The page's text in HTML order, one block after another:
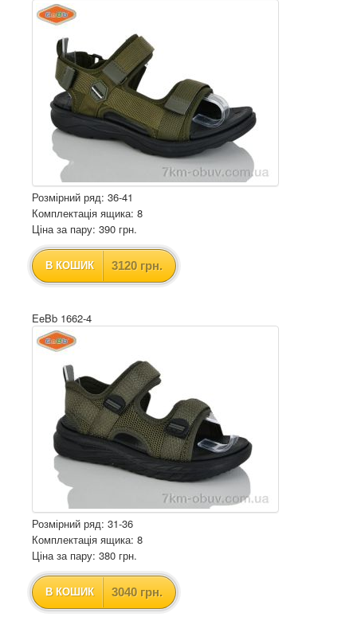
Розмірний ряд: 36-41
Комплектація ящика: 8
Ціна за пару: 390 грн.
В КОШИК 3120 грн.
EeBb 1662-4
Розмірний ряд: 31-36
Комплектація ящика: 8
Ціна за пару: 380 грн.
В КОШИК 3040 грн.